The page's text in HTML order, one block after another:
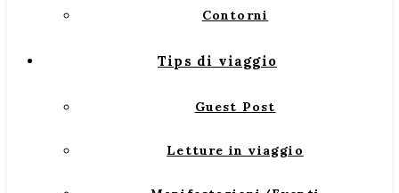
Contorni
Tips di viaggio
Guest Post
Letture in viaggio